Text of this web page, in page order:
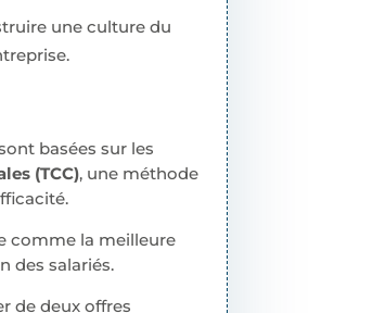
une culture du
basées sur les
(TCC), une méthode
comme la meilleure
des salariés.
de deux offres